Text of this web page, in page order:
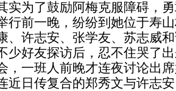
为了鼓励阿梅克服障碍，勇
行前一晚，纷纷到她位于寿
、许志安、张学友、苏志威
少好友探访后，忍不住哭了
，一班人前晚才连夜讨论出
近日传复合的郑秀文与许志